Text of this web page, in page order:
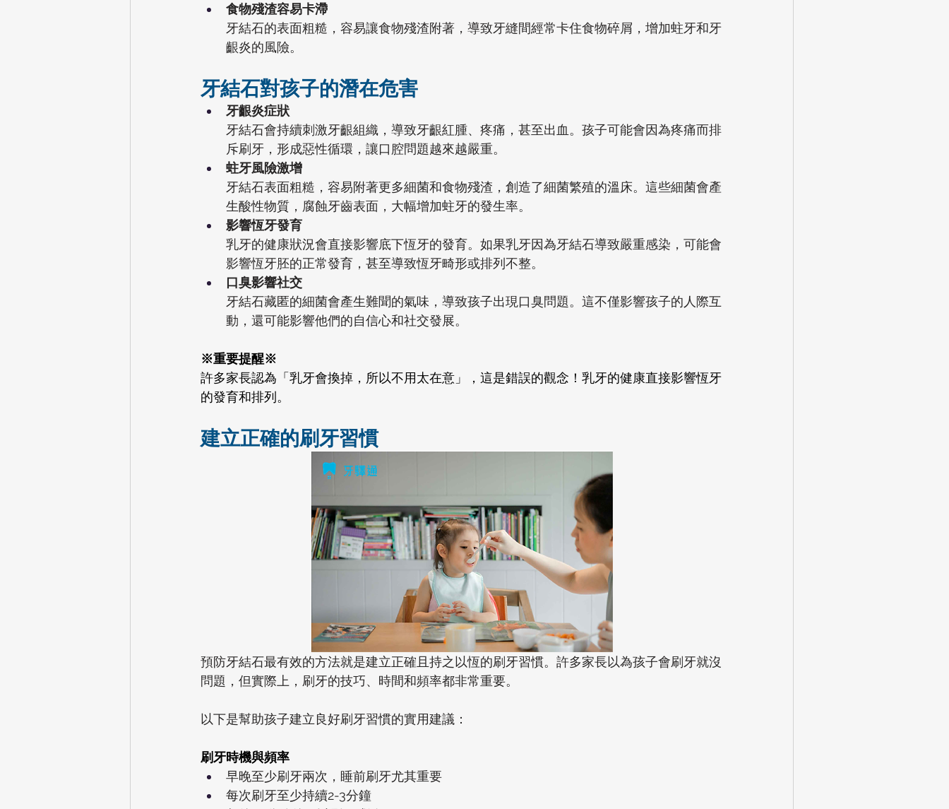
食物殘渣容易卡滯
牙結石的表面粗糙，容易讓食物殘渣附著，導致牙縫間經常卡住食物碎屑，增加蛀牙和牙
齦炎的風險。
牙結石對孩子的潛在危害
牙齦炎症狀
牙結石會持續刺激牙齦組織，導致牙齦紅腫、疼痛，甚至出血。孩子可能會因為疼痛而排
斥刷牙，形成惡性循環，讓口腔問題越來越嚴重。
蛀牙風險激增
牙結石表面粗糙，容易附著更多細菌和食物殘渣，創造了細菌繁殖的溫床。這些細菌會產
生酸性物質，腐蝕牙齒表面，大幅增加蛀牙的發生率。
影響恆牙發育
乳牙的健康狀況會直接影響底下恆牙的發育。如果乳牙因為牙結石導致嚴重感染，可能會
影響恆牙胚的正常發育，甚至導致恆牙畸形或排列不整。
口臭影響社交
牙結石藏匿的細菌會產生難聞的氣味，導致孩子出現口臭問題。這不僅影響孩子的人際互
動，還可能影響他們的自信心和社交發展。
※重要提醒※
許多家長認為「乳牙會換掉，所以不用太在意」，這是錯誤的觀念！乳牙的健康直接影響恆牙
的發育和排列。
建立正確的刷牙習慣
預防牙結石最有效的方法就是建立正確且持之以恆的刷牙習慣。許多家長以為孩子會刷牙就沒
問題，但實際上，刷牙的技巧、時間和頻率都非常重要。
以下是幫助孩子建立良好刷牙習慣的實用建議：
刷牙時機與頻率
早晚至少刷牙兩次，睡前刷牙尤其重要
每次刷牙至少持續2-3分鐘